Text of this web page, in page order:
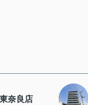
奈良店